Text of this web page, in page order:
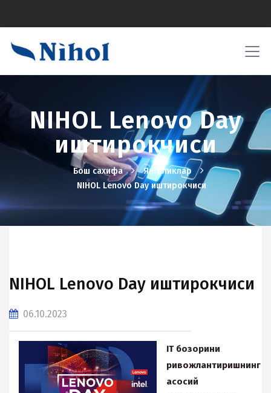
NIHOL Lenovo Day
иштирокчиси
Бош сахифа
Янгиликлар
NIHOL Lenovo Day иштирокчиси
NIHOL Lenovo Day иштирокчиси
06.10.2023
IT бозорини
ривожлантиришнинг
асосий